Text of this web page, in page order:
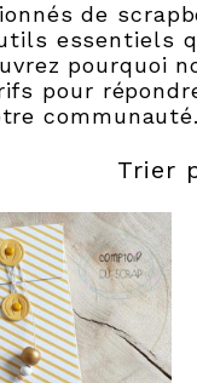
de
essentiels
pourquoi
pour
communauté.
Trier